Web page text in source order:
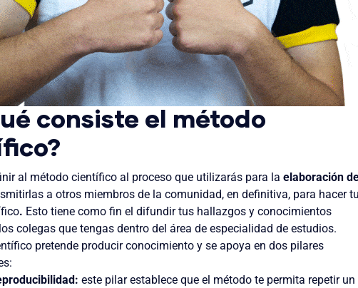
consiste el método
al método científico al proceso que utilizarás para la elaboración
a otros miembros de la comunidad, en definitiva, para hacer
. Esto tiene como fin el difundir tus hallazgos y conocimientos
colegas que tengas dentro del área de especialidad de estudios.
pretende producir conocimiento y se apoya en dos pilares
este pilar establece que el método te permita repetir un